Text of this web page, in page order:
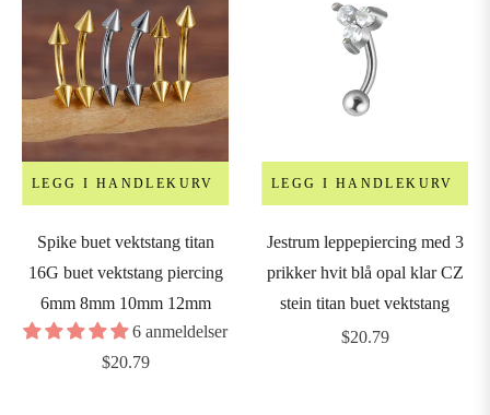
LEGG I HANDLEKURV
Spike buet vektstang titan
16G buet vektstang piercing
6mm 8mm 10mm 12mm
6 anmeldelser
Vanlig
$20.79
LEGG I HANDLEKURV
Jestrum leppepiercing med 3
prikker hvit blå opal klar CZ
stein titan buet vektstang
Vanlig
$20.79